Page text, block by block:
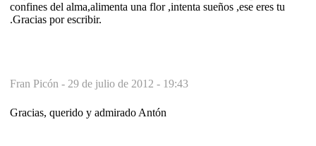
confines del alma,alimenta una flor ,intenta sueños ,ese eres tu
.Gracias por escribir.
Fran Picón - 29 de julio de 2012 - 19:43
Gracias, querido y admirado Antón